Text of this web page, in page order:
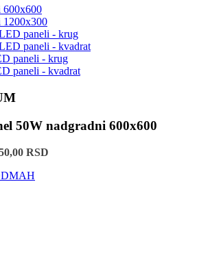
600x600
paneli - krug
paneli - kvadrat
paneli - krug
paneli - kvadrat
50W nadgradni 600x600
RSD